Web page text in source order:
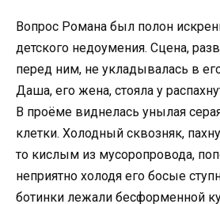
Вопрос Романа был полон
детского недоумения. Сцена,
перед ним, не укладывалась в
Даша, его жена, стояла у
В проёме виднелась унылая
клетки. Холодный сквозняк,
то кислым из мусоропровода,
неприятно холодя его босые
ботинки лежали бесформенной